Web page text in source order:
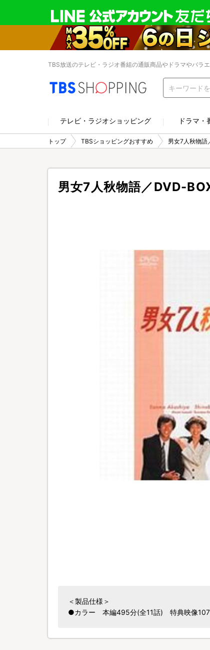
TBS放送のテレビ・ラジオ番組の通販商品やドラマやバラ
テレビ・ラジオショッピング ドラマ・
トップ TBSショッピングおすすめ 男女7人秋物
男女7人秋物語／DVD-
＜製品仕様＞
●カラー 本編495分(全11話) 特典映像107